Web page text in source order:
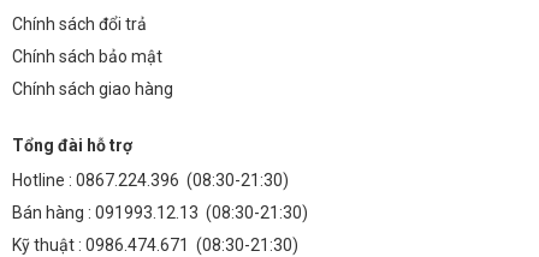
Chính sách đổi trả
Chính sách bảo mật
Chính sách giao hàng
Tổng đài hỗ trợ
Hotline : 0867.224.396 (08:30-21:30)
Bán hàng : 091993.12.13 (08:30-21:30)
Kỹ thuật : 0986.474.671 (08:30-21:30)